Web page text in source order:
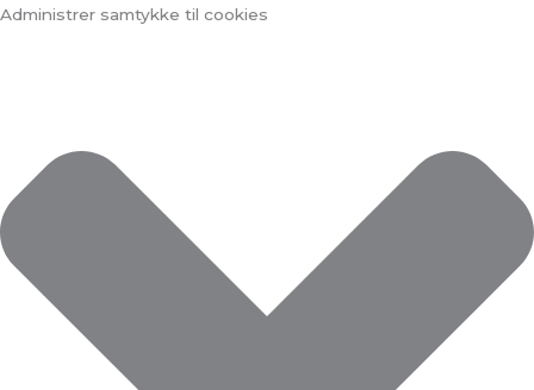
Administrer samtykke til cookies
Funktionsdygtig
Præferencer
Statistikker
Marketing
Gå